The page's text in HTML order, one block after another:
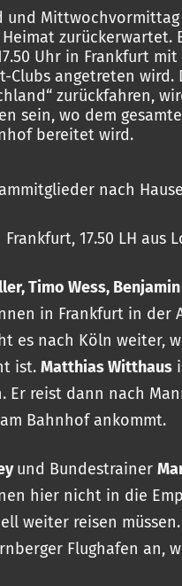
und
zurückerwartet.
Uhr in Frankfurt
Clubs angetreten wird.
zurückfahren,
sein, wo dem
bereitet wird.
nach
17.50 LH aus
Timo Wess, Benjamin
in Frankfurt in der
es nach Köln weiter,
ist.Matthias Witthaus
Er reist dann nach
Bahnhof ankommt.
und Bundestrainer
hier nicht in die
weiter reisen
Flughafen an,